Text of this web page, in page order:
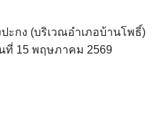
กง (บริเวณอำเภอบ้านโพธิ์)
ที่ 15 พฤษภาคม 2569